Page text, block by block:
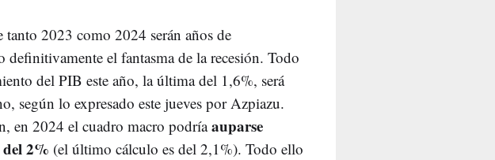
2023 como 2024 serán años de
el fantasma de la recesión. Todo
del PIB este año, la última del 1,6%, será
según lo expresado este jueves por Azpiazu.
en 2024 el cuadro macro podríaauparse
2% (el último cálculo es del 2,1%). Todo ello